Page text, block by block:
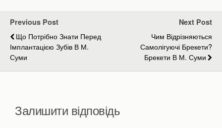
Previous Post
Що Потрібно Знати Перед
Імплантацією Зубів В М.
Суми
Next Post
Чим Відрізняються
Самолігуючі Брекети?
Брекети В М. Суми
Залишити відповідь